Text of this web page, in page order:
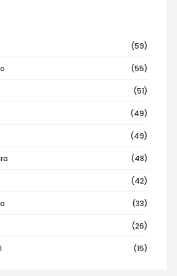
(59)
(55)
(51)
(49)
(49)
(48)
(42)
(33)
(26)
(15)